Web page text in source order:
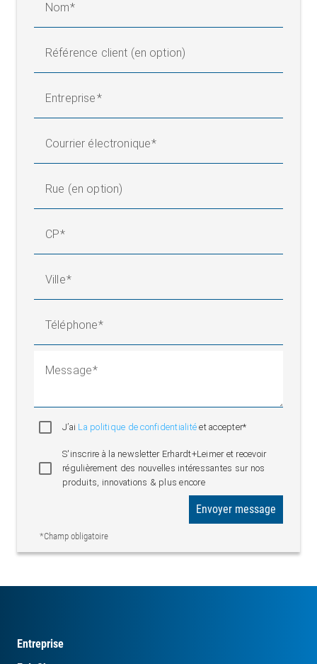
Nom
Référence client (en option)
Entreprise
Courrier électronique
Rue (en option)
CP
Ville
Téléphone
Message
J’ai La politique de confidentialitéet accepter*
S'inscrire à la newsletter Erhardt+Leimer et recevoir
régulièrement des nouvelles intéressantes sur nos
produits, innovations & plus encore
*Champ obligatoire
Envoyer message
Entreprise